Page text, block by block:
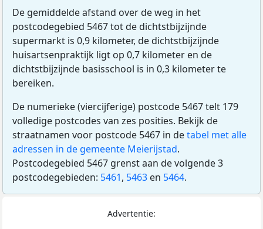
De gemiddelde afstand over de weg in het
postcodegebied 5467 tot de dichtstbijzijnde
supermarkt is 0,9 kilometer, de dichtstbijzijnde
huisartsenpraktijk ligt op 0,7 kilometer en de
dichtstbijzijnde basisschool is in 0,3 kilometer te
bereiken.
De numerieke (viercijferige) postcode 5467 telt 179
volledige postcodes van zes posities. Bekijk de
straatnamen voor postcode 5467 in detabel met alle
adressen in de gemeente Meierijstad.
Postcodegebied 5467 grenst aan de volgende 3
postcodegebieden: 5461, 5463 en 5464.
Advertentie: